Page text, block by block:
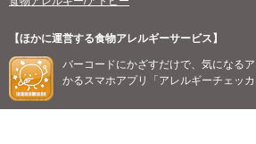
【ほかに運営する食物アレルギーサービス】
バーコードにかざすだけで、気になる
かるスマホアプリ「アレルギーチェッカ